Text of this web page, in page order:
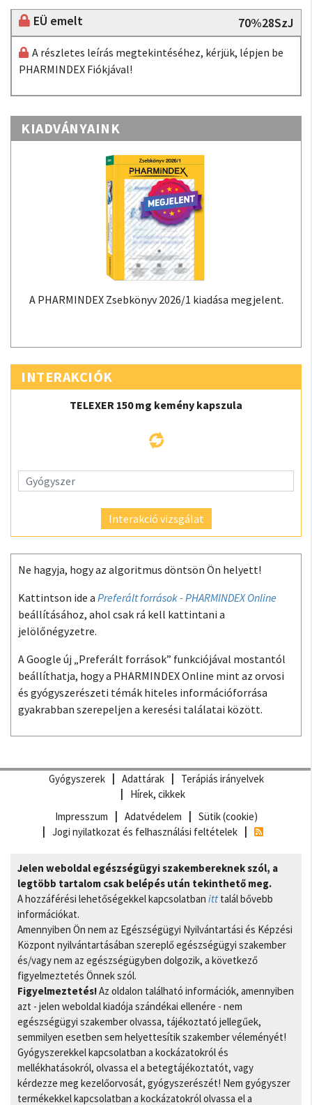
EÜ emelt 70%28SzJ
A részletes leírás megtekintéséhez, kérjük, lépjen be
PHARMINDEX Fiókjával!
KIADVÁNYAINK
A PHARMINDEX Zsebkönyv 2026/1 kiadása megjelent.
INTERAKCIÓK
TELEXER 150 mg kemény kapszula
Interakció vizsgálat
Ne hagyja, hogy az algoritmus döntsön Ön helyett!
Kattintson ide a Preferált források - PHARMINDEX Online
beállításához, ahol csak rá kell kattintani a
jelölőnégyzetre.
A Google új „Preferált források” funkciójával mostantól
beállíthatja, hogy a PHARMINDEX Online mint az orvosi
és gyógyszerészeti témák hiteles információforrása
gyakrabban szerepeljen a keresési találatai között.
Gyógyszerek Adattárak
Terápiás irányelvek
Hírek, cikkek
Impresszum
Adatvédelem
Sütik (cookie)
Jogi nyilatkozat és felhasználási feltételek
Jelen weboldal egészségügyi szakembereknek szól, a
legtöbb tartalom csak belépés után tekinthető meg.
A hozzáférési lehetőségekkel kapcsolatban itt talál bővebb
információkat.
Amennyiben Ön nem az Egészségügyi Nyilvántartási és Képzési
Központ nyilvántartásában szereplő egészségügyi szakember
és/vagy nem az egészségügyben dolgozik, a következő
figyelmeztetés Önnek szól.
Figyelmeztetés!Az oldalon található információk, amennyiben
azt - jelen weboldal kiadója szándékai ellenére - nem
egészségügyi szakember olvassa, tájékoztató jellegűek,
semmilyen esetben sem helyettesítik szakember véleményét!
Gyógyszerekkel kapcsolatban a kockázatokról és
mellékhatásokról, olvassa el a betegtájékoztatót, vagy
kérdezze meg kezelőorvosát, gyógyszerészét! Nem gyógyszer
termékekkel kapcsolatban a kockázatokról olvassa el a